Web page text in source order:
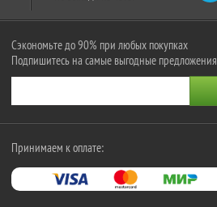
Сэкономьте до 90% при любых покупках
Подпишитесь на самые выгодные предложения
Принимаем к оплате: